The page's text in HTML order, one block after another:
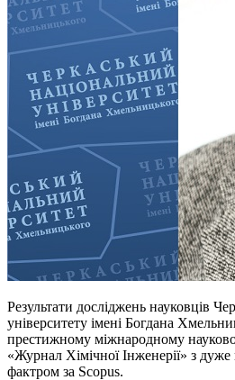
Результати досліджень науковців
університету імені Богдана
престижному міжнародному
«Журнал Хімічної Інженерії» з
фактром за Scopus.